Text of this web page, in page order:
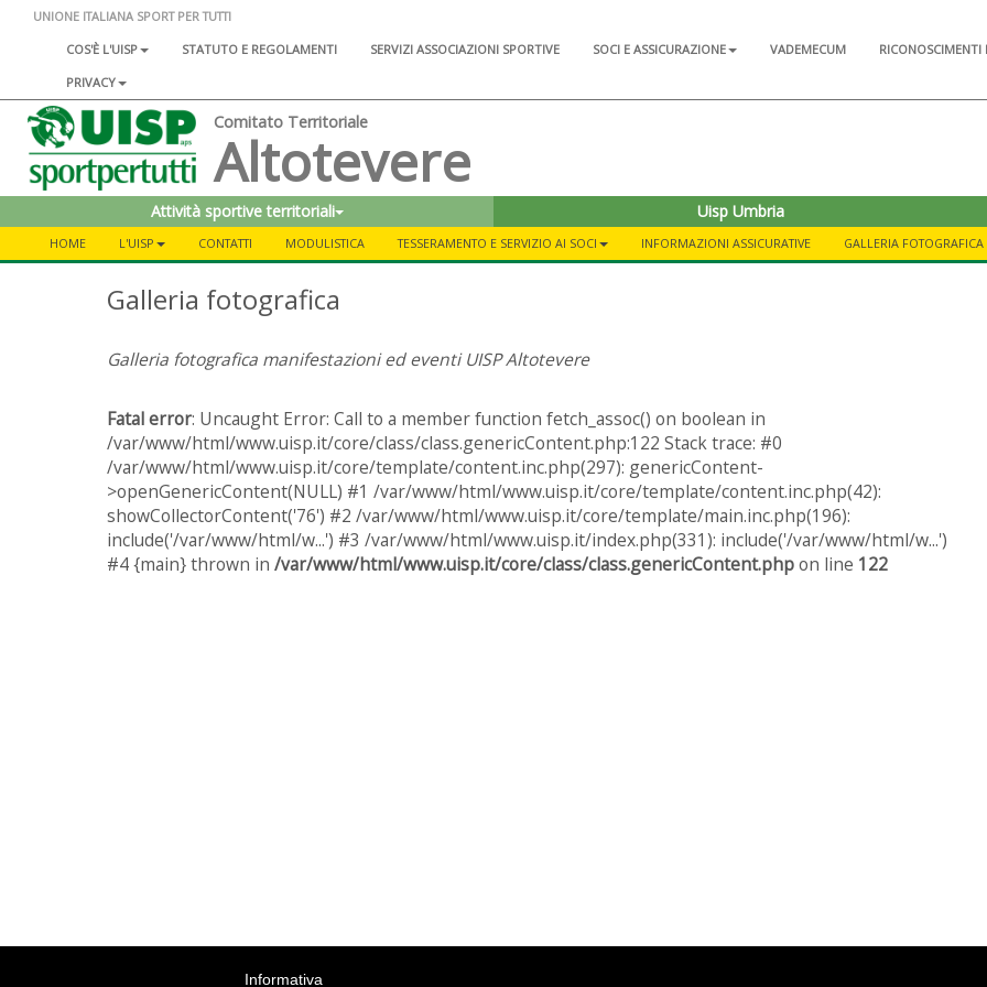
UNIONE ITALIANA SPORT PER TUTTI
COS'È L'UISP
STATUTO E REGOLAMENTI SERVIZI ASSOCIAZIONI SPORTIVE SOCI E ASSICURAZIONE VADEMECUM
RICONOSCIMENTI
PRIVACY
Comitato Territoriale
Altotevere
Attività sportive territoriali Uisp Umbria
HOME L'UISP CONTATTI MODULISTICA TESSERAMENTO E SERVIZIO AI SOCI INFORMAZIONI ASSICURATIVE GALLERIA FOTOGRAFICA
Galleria fotografica
Galleria fotografica manifestazioni ed eventi UISP Altotevere
Fatal error: Uncaught Error: Call to a member function fetch_assoc() on boolean in
/var/www/html/www.uisp.it/core/class/class.genericContent.php:122 Stack trace: #0
/var/www/html/www.uisp.it/core/template/content.inc.php(297): genericContent-
>openGenericContent(NULL) #1 /var/www/html/www.uisp.it/core/template/content.inc.php(42):
showCollectorContent('76') #2 /var/www/html/www.uisp.it/core/template/main.inc.php(196):
include('/var/www/html/w...') #3 /var/www/html/www.uisp.it/index.php(331): include('/var/www/html/w...')
#4 {main} thrown in /var/www/html/www.uisp.it/core/class/class.genericContent.phpon line 122
Informativa